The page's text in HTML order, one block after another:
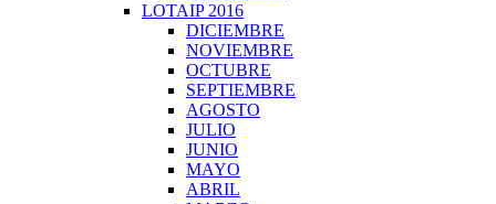
LOTAIP 2016
DICIEMBRE
NOVIEMBRE
OCTUBRE
SEPTIEMBRE
AGOSTO
JULIO
JUNIO
MAYO
ABRIL